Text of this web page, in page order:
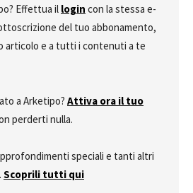
Effettua il login con la stessa e-
del tuo abbonamento,
articolo e a tutti i contenuti a te
a Arketipo? Attiva ora il tuo
perderti nulla.
speciali e tanti altri
Scoprili tutti qui